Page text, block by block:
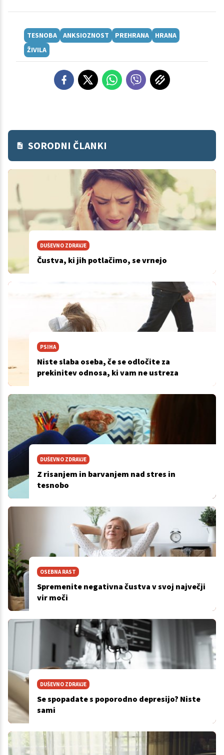
TESNOBA ANKSIOZNOST PREHRANA
HRANA
ŽIVILA
SORODNI ČLANKI
DUŠEVNO ZDRAVJE
Čustva, ki jih potlačimo, se vrnejo
PSIHA
Niste slaba oseba, če se odločite za
prekinitev odnosa, ki vam ne ustreza
DUŠEVNO ZDRAVJE
Z risanjem in barvanjem nad stres in
tesnobo
OSEBNA RAST
Spremenite negativna čustva v svoj največji
vir moči
DUŠEVNO ZDRAVJE
Se spopadate s poporodno depresijo? Niste
sami